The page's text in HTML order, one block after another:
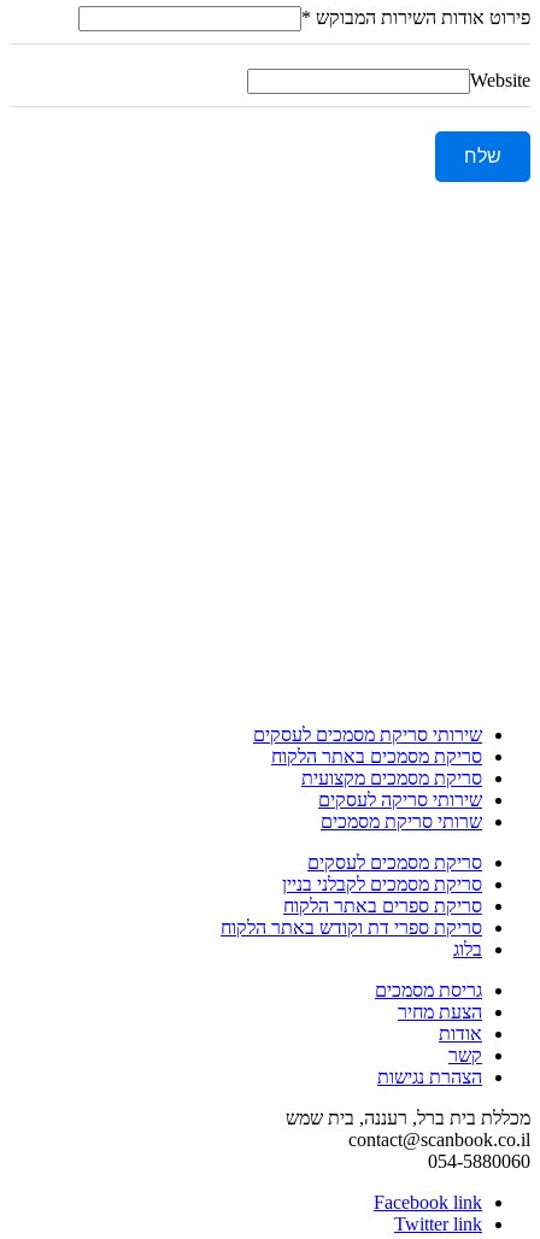
פירוט אודות השירות המבוקש *
Website
שלח
שירותי סריקת מסמכים לעסקים
סריקת מסמכים באתר הלקוח
סריקת מסמכים מקצועית
שירותי סריקה לעסקים
שרותי סריקת מסמכים
סריקת מסמכים לעסקים
סריקת מסמכים לקבלני בניין
סריקת ספרים באתר הלקוח
סריקת ספרי דת וקודש באתר הלקוח
בלוג
גריסת מסמכים
הצעת מחיר
אודות
קשר
הצהרת נגישות
מכללת בית ברל, רעננה, בית שמש
contact@scanbook.co.il
054-5880060
Facebook link
Twitter link